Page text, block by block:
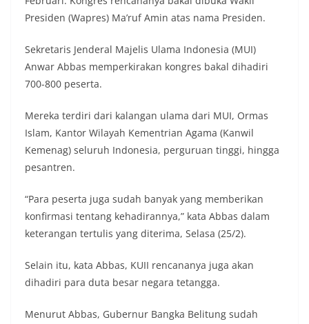
Presiden (Wapres) Ma’ruf Amin atas nama Presiden.
Sekretaris Jenderal Majelis Ulama Indonesia (MUI)
Anwar Abbas memperkirakan kongres bakal dihadiri
700-800 peserta.
Mereka terdiri dari kalangan ulama dari MUI, Ormas
Islam, Kantor Wilayah Kementrian Agama (Kanwil
Kemenag) seluruh Indonesia, perguruan tinggi, hingga
pesantren.
“Para peserta juga sudah banyak yang memberikan
konfirmasi tentang kehadirannya,” kata Abbas dalam
keterangan tertulis yang diterima, Selasa (25/2).
Selain itu, kata Abbas, KUII rencananya juga akan
dihadiri para duta besar negara tetangga.
Menurut Abbas, Gubernur Bangka Belitung sudah